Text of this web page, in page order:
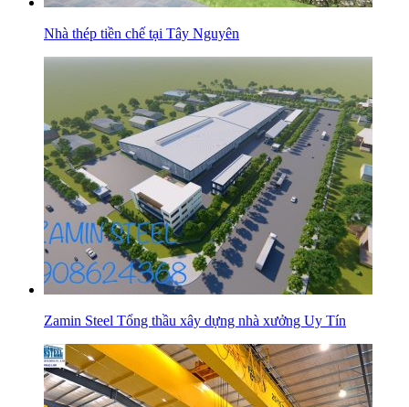
Nhà thép tiền chế tại Tây Nguyên
Zamin Steel Tổng thầu xây dựng nhà xưởng Uy Tín